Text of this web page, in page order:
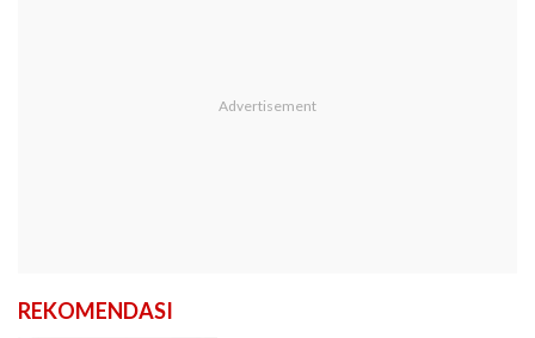
REKOMENDASI